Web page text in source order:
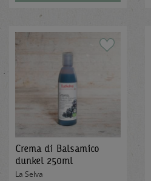
Crema di Balsamico
dunkel 250ml
La Selva